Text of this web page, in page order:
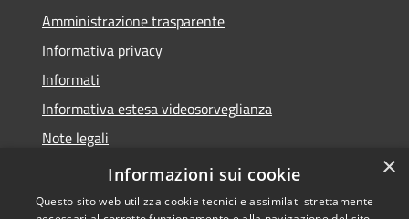
Amministrazione trasparente
Informativa privacy
Informati
Informativa estesa videosorveglianza
Note legali
Dichiarazione di accessibilità
×
Informazioni sui cookie
Questo sito web utilizza cookie tecnici e assimilati strettamente